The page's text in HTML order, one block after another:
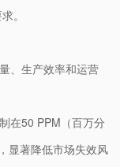
。
、生产效率和运营
在50 PPM（百万分
显著降低市场失效风